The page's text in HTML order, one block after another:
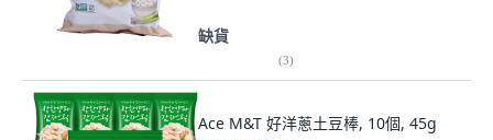
缺貨
(3)
Ace M&T 好洋蔥土豆棒, 10個, 45g